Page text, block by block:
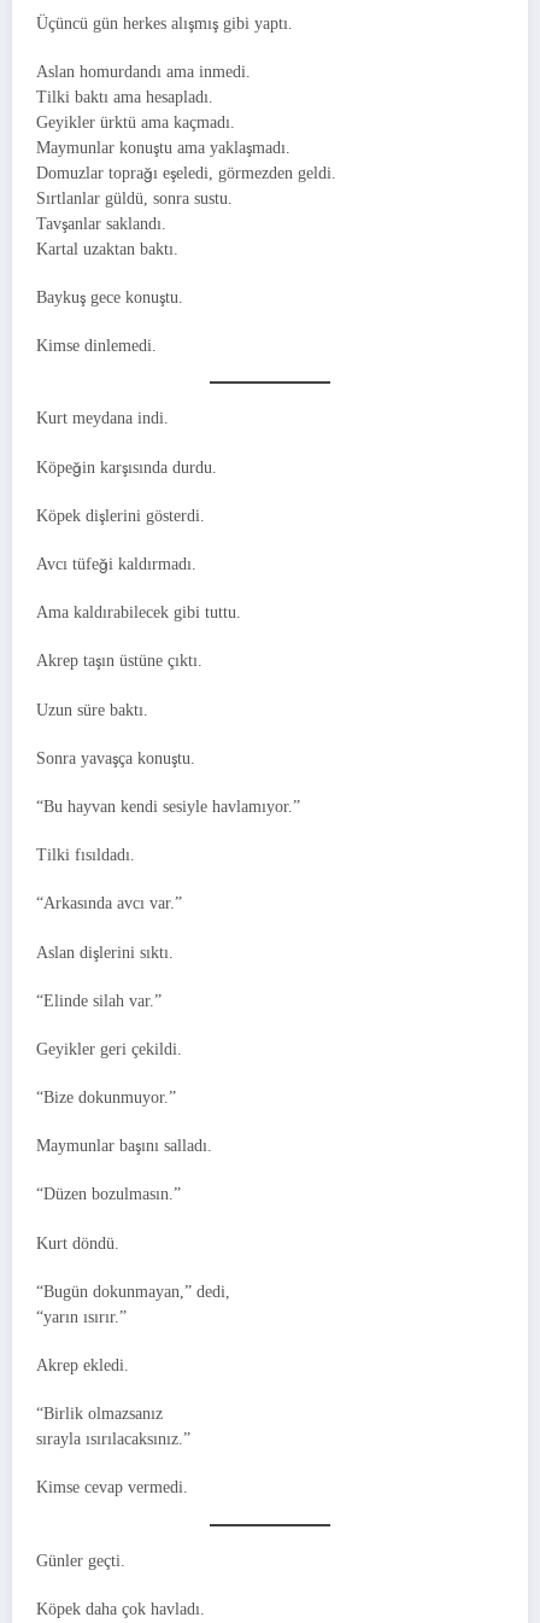
Üçüncü gün herkes alışmış gibi yaptı.
Aslan homurdandı ama inmedi.
Tilki baktı ama hesapladı.
Geyikler ürktü ama kaçmadı.
Maymunlar konuştu ama yaklaşmadı.
Domuzlar toprağı eşeledi, görmezden geldi.
Sırtlanlar güldü, sonra sustu.
Tavşanlar saklandı.
Kartal uzaktan baktı.
Baykuş gece konuştu.
Kimse dinlemedi.
Kurt meydana indi.
Köpeğin karşısında durdu.
Köpek dişlerini gösterdi.
Avcı tüfeği kaldırmadı.
Ama kaldırabilecek gibi tuttu.
Akrep taşın üstüne çıktı.
Uzun süre baktı.
Sonra yavaşça konuştu.
“Bu hayvan kendi sesiyle havlamıyor.”
Tilki fısıldadı.
“Arkasında avcı var.”
Aslan dişlerini sıktı.
“Elinde silah var.”
Geyikler geri çekildi.
“Bize dokunmuyor.”
Maymunlar başını salladı.
“Düzen bozulmasın.”
Kurt döndü.
“Bugün dokunmayan,” dedi,
“yarın ısırır.”
Akrep ekledi.
“Birlik olmazsanız
sırayla ısırılacaksınız.”
Kimse cevap vermedi.
Günler geçti.
Köpek daha çok havladı.